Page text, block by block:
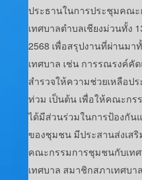
ประธานในการประชุมคณ
เทศบาลตำบลเชียงม่วนทั้ง
2568 เพื่อสรุปงานที่ผ่านม
เทศบาล เช่น การรณรงค์คั
สำรวจให้ความช่วยเหลือป
ท่วม เป็นต้น เพื่อให้คณะก
ได้มีส่วนร่วมในการป้องกัน
ของชุมชน มีประสานส่งเส
คณะกรรมการชุมชนกับเท
เทศบาล สมาชิกสภาเทศบา